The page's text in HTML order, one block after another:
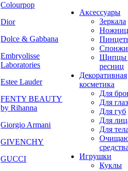
Colourpop
Dior
Dolce & Gabbana
Embryolisse
Laboratories
Estee Lauder
FENTY BEAUTY
by Rihanna
Giorgio Armani
GIVENCHY
GUCCI
Аксессуары
Зеркала
Спонжи
Щипцы
ресниц
Декоративная
косметика
Для
Для глаз
Для губ
Для
Для
Игрушки
Куклы